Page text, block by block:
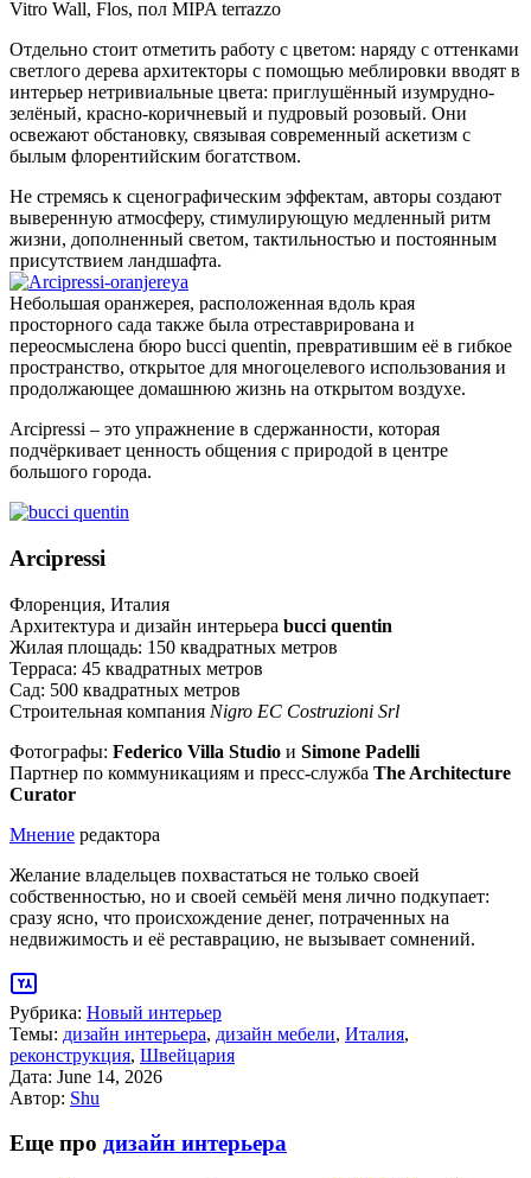
Vitro Wall, Flos, пол MIPA terrazzo
Отдельно стоит отметить работу с цветом: наряду с оттенками
светлого дерева архитекторы с помощью меблировки вводят в
интерьер нетривиальные цвета: приглушённый изумрудно-
зелёный, красно-коричневый и пудровый розовый. Они
освежают обстановку, связывая современный аскетизм с
былым флорентийским богатством.
Не стремясь к сценографическим эффектам, авторы создают
выверенную атмосферу, стимулирующую медленный ритм
жизни, дополненный светом, тактильностью и постоянным
присутствием ландшафта.
Небольшая оранжерея, расположенная вдоль края
просторного сада также была отреставрирована и
переосмыслена бюро bucci quentin, превратившим её в гибкое
пространство, открытое для многоцелевого использования и
продолжающее домашнюю жизнь на открытом воздухе.
Arcipressi – это упражнение в сдержанности, которая
подчёркивает ценность общения с природой в центре
большого города.
Arcipressi
Флоренция, Италия
Архитектура и дизайн интерьера bucci quentin
Жилая площадь: 150 квадратных метров
Терраса: 45 квадратных метров
Сад: 500 квадратных метров
Строительная компания Nigro EC Costruzioni Srl
Фотографы: Federico Villa Studio и Simone Padelli
Партнер по коммуникациям и пресс-служба The Architecture
Curator
Мнение редактора
Желание владельцев похвастаться не только своей
собственностью, но и своей семьёй меня лично подкупает:
сразу ясно, что происхождение денег, потраченных на
недвижимость и её реставрацию, не вызывает сомнений.
Рубрика: Новый интерьер
Темы: дизайн интерьера, дизайн мебели, Италия,
реконструкция, Швейцария
Дата: June 14, 2026
Автор: Shu
Еще про дизайн интерьера